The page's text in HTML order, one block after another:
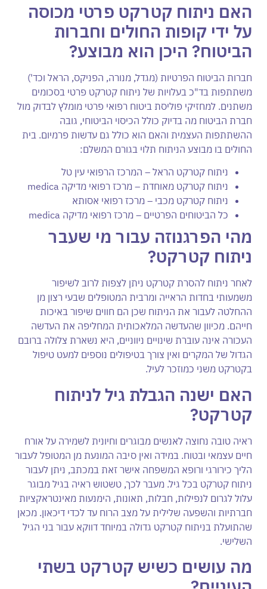
האם ניתוח קטרקט פרטי מכוסה
על ידי קופות החולים וחברות
הביטוח? היכן הוא מבוצע?
חברות הביטוח הפרטיות (מגדל, מנורה, הפניקס, הראל וכד')
משתתפות בד"כ בעלויות של ניתוח קטרקט פרטי בסכומים
משתנים. למחזיקי פוליסת ביטוח רפואי פרטי מומלץ לבדוק מול
חברת הביטוח מה בדיוק כולל הכיסוי הביטוחי, גובה
ההשתתפות העצמית והאם הוא כולל גם עדשות פרמיום. בית
החולים בו מבוצע הניתוח תלוי בגורם המשלם:
ניתוח קטרקט הראל – המרכז הרפואי עין טל
ניתוח קטרקט מאוחדת – מרכז רפואי מדיקה medica
ניתוח קטרקט מכבי – מרכז רפואי אסותא
כל הביטוחים הפרטיים – מרכז רפואי מדיקה medica
מהי הפרגנוזה עבור מי שעבר
ניתוח קטרקט?
לאחר ניתוח להסרת קטרקט ניתן לצפות לרוב לשיפור
משמעותי בחדות הראייה ומרבית המטופלים שבעי רצון מן
ההחלטה לעבור את הניתוח שכן הם חווים שיפור באיכות
חייהם. מכיוון שהעדשה המלאכותית המחליפה את העדשה
העכורה אינה עוברת שינויים ניווניים, היא נשארת צלולה ברובם
הגדול של המקרים ואין צורך בטיפולים נוספים למעט טיפול
בקטרקט משני כמוזכר לעיל.
האם ישנה הגבלת גיל לניתוח
קטרקט?
ראיה טובה נחוצה לאנשים מבוגרים וחיונית לשמירה על אורח
חיים עצמאי ובטוח. במידה ואין סיבה המונעת מן המטופל לעבור
הליך כירורגי ורופא המשפחה אישר זאת במכתב, ניתן לעבור
ניתוח קטרקט בכל גיל. מעבר לכך, טשטוש ראיה בגיל מבוגר
עלול לגרום לנפילות, חבלות, תאונות, הימנעות מאינטראקציות
חברתיות והשפעה שלילית על מצב הרוח עד לכדי דיכאון. מכאן
שהתועלת בניתוח קטרקט גדולה במיוחד דווקא עבור בני הגיל
השלישי.
מה עושים כשיש קטרקט בשתי